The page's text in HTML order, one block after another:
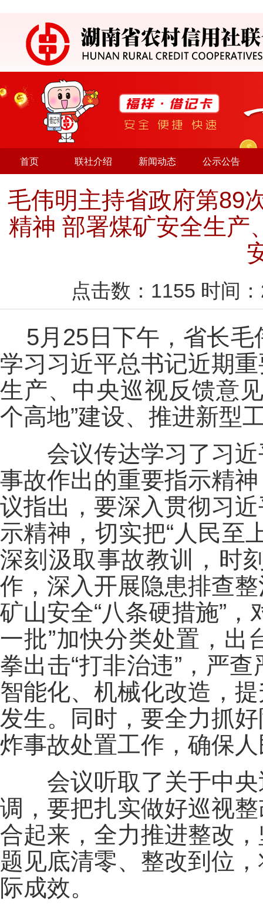
首页 联社介绍 新闻动态 公示公告
毛伟明主持省政府第89
精神 部署煤矿安全生产
点击数： 1155 时间
5月25日下午，省长
学习习近平总书记近期
生产、中央巡视反馈意
个高地”建设、推进新型
会议传达学习了习近
事故作出的重要指示精
议指出，要深入贯彻习
示精神，切实把“人民至
深刻汲取事故教训，时
作，深入开展隐患排查
矿山安全“八条硬措施”
一批”加快分类处置，出
拳出击“打非治违”，严
智能化、机械化改造，
发生。同时，要全力抓
炸事故处置工作，确保
会议听取了关于中央
调，要把扎实做好巡视
合起来，全力推进整改
题见底清零、整改到位
际成效。